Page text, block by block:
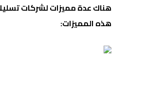
هناك عدة مميزات لشركات
هذه المميزات: